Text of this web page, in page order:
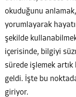
okuduğunu
yorumlayarak
şekilde
içerisinde, bilgiyi
sürede işlemek
geldi. İşte bu
giriyor.